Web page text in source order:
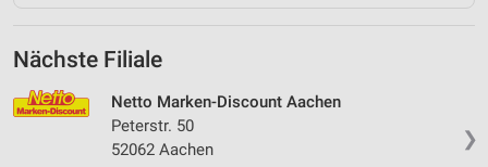
Nächste Filiale
❯
Netto Marken-Discount Aachen
Peterstr. 50
52062 Aachen